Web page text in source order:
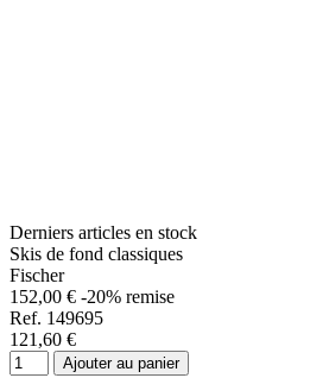
Derniers articles en stock
Skis de fond classiques
Fischer
152,00 € -20% remise
Ref. 149695
121,60 €
Ajouter au panier